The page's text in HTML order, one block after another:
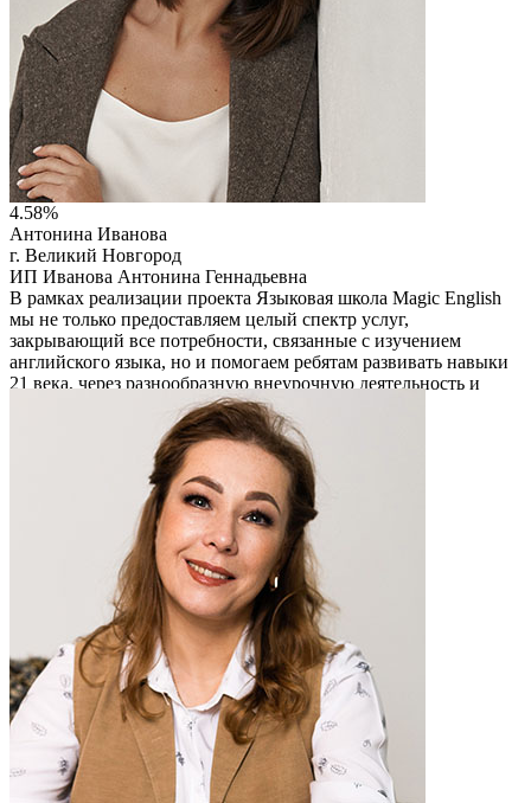
4.58%
Антонина Иванова
г. Великий Новгород
ИП Иванова Антонина Геннадьевна
В рамках реализации проекта Языковая школа Magic English
мы не только предоставляем целый спектр услуг,
закрывающий все потребности, связанные с изучением
английского языка, но и помогаем ребятам развивать навыки
21 века, через разнообразную внеурочную деятельность и